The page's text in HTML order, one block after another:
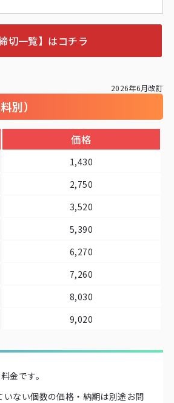
締切一覧】はコチラ
2026年6月改訂
別）
価格
1,430
2,750
3,520
5,390
6,270
7,260
8,030
9,020
金です。
いない個数の価格・納期は別途お問